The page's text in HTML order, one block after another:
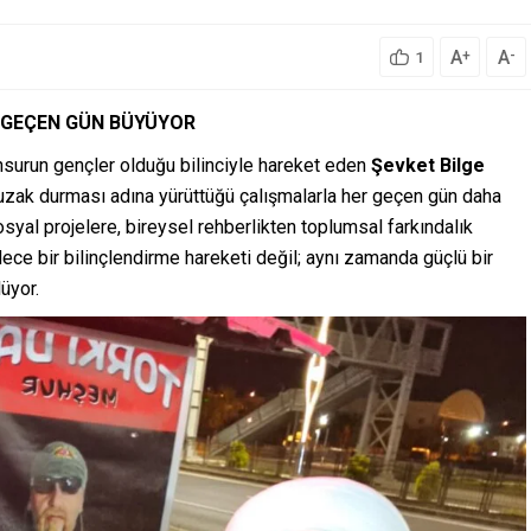
1 A+ A-
GÜN BÜYÜYOR
gençler olduğu bilinciyle hareket eden Şevket Bilge
durması adına yürüttüğü çalışmalarla her geçen gün daha
projelere, bireysel rehberlikten toplumsal farkındalık
bir bilinçlendirme hareketi değil; aynı zamanda güçlü bir